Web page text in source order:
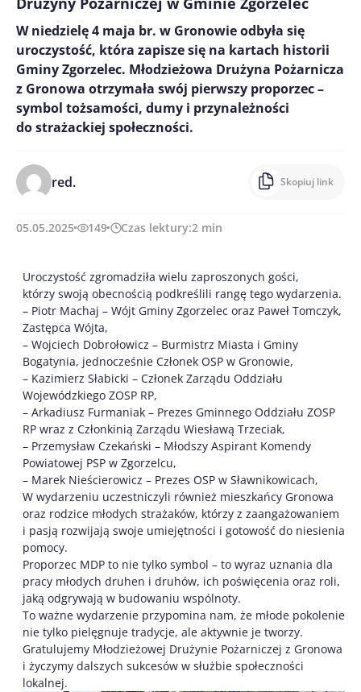
W niedzielę 4 maja br. w Gronowie odbyła się
uroczystość, która zapisze się na kartach historii
Gminy Zgorzelec. Młodzieżowa Drużyna Pożarnicza
z Gronowa otrzymała swój pierwszy proporzec –
symbol tożsamości, dumy i przynależności
do strażackiej społeczności.
red. Skopiuj link
05.05.2025 149 Czas lektury:2 min
Uroczystość zgromadziła wielu zaproszonych gości,
którzy swoją obecnością podkreślili rangę tego wydarzenia.
– Piotr Machaj – Wójt Gminy Zgorzelec oraz Paweł Tomczyk,
Zastępca Wójta,
– Wojciech Dobrołowicz – Burmistrz Miasta i Gminy
Bogatynia, jednocześnie Członek OSP w Gronowie,
– Kazimierz Słabicki – Członek Zarządu Oddziału
Wojewódzkiego ZOSP RP,
– Arkadiusz Furmaniak – Prezes Gminnego Oddziału ZOSP
RP wraz z Członkinią Zarządu Wiesławą Trzeciak,
– Przemysław Czekański – Młodszy Aspirant Komendy
Powiatowej PSP w Zgorzelcu,
– Marek Nieścierowicz – Prezes OSP w Sławnikowicach,
W wydarzeniu uczestniczyli również mieszkańcy Gronowa
oraz rodzice młodych strażaków, którzy z zaangażowaniem
i pasją rozwijają swoje umiejętności i gotowość do niesienia
pomocy.
Proporzec MDP to nie tylko symbol – to wyraz uznania dla
pracy młodych druhen i druhów, ich poświęcenia oraz roli,
jaką odgrywają w budowaniu wspólnoty.
To ważne wydarzenie przypomina nam, że młode pokolenie
nie tylko pielęgnuje tradycje, ale aktywnie je tworzy.
Gratulujemy Młodzieżowej Drużynie Pożarniczej z Gronowa
i życzymy dalszych sukcesów w służbie społeczności
lokalnej.